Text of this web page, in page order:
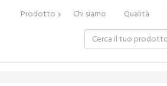
Prodotto Chi siamo Qualità